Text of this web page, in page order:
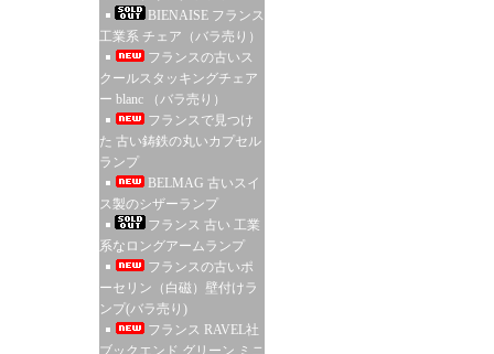
BIENAISE フランス
工業系 チェア（バラ売り）
フランスの古いス
クールスタッキングチェア
ー blanc （バラ売り）
フランスで見つけ
た 古い鋳鉄の丸いカプセル
ランプ
BELMAG 古いスイ
ス製のシザーランプ
フランス 古い 工業
系なロングアームランプ
フランスの古いポ
ーセリン（白磁）壁付けラ
ンプ(バラ売り)
フランス RAVEL社
ブックエンド グリーン ミニ